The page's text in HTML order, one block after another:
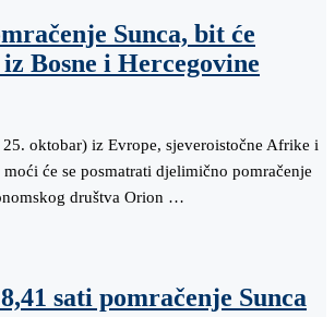
Sunca, bit će
Bosne i Hercegovine
oktobar) iz Evrope, sjeveroistočne Afrike i
će se posmatrati djelimično pomračenje
društva Orion …
sati pomračenje Sunca